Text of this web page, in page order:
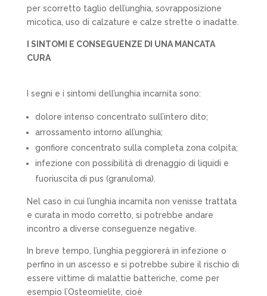
per scorretto taglio dell’unghia, sovrapposizione
micotica, uso di calzature e calze strette o inadatte.
I SINTOMI E CONSEGUENZE DI UNA MANCATA
CURA
I segni e i sintomi dell’unghia incarnita sono:
dolore intenso concentrato sull’intero dito;
arrossamento intorno all’unghia;
gonfiore concentrato sulla completa zona colpita;
infezione con possibilità di drenaggio di liquidi e
fuoriuscita di pus (granuloma).
Nel caso in cui l’unghia incarnita non venisse trattata
e curata in modo corretto, si potrebbe andare
incontro a diverse conseguenze negative.
In breve tempo, l’unghia peggiorerà in infezione o
perfino in un ascesso e si potrebbe subire il rischio di
essere vittime di malattie batteriche, come per
esempio l’Osteomielite , cioè